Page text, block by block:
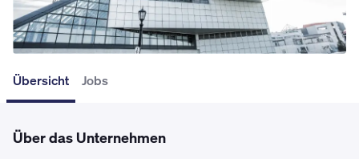
Übersicht Jobs
Über das Unternehmen